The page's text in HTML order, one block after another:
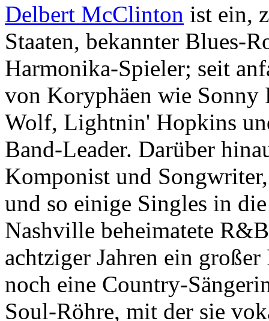
Delbert McClinton ist ein,
Staaten, bekannter Blues-
Harmonika-Spieler; seit
von Koryphäen wie
Wolf, Lightnin' Hopkins
Band-Leader. Darüber
Komponist und
und so einige Singles in
Nashville beheimatete
achtziger Jahren ein
noch eine Country-
Soul-Röhre, mit der sie